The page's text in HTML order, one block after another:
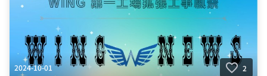
2024-10-01 2